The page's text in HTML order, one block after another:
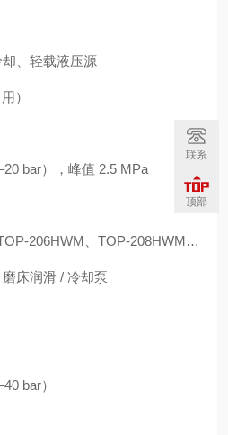
、轻载液压源
）
bar），峰值 2.5 MPa
、TOP‑208HWM…
床润滑 / 冷却泵
bar）
联系
顶部